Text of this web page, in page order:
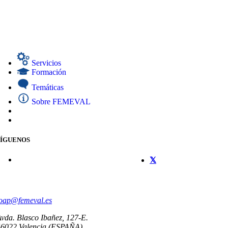
Servicios
Formación
Temáticas
Sobre FEMEVAL
Blasco Ibañez, 127-E.